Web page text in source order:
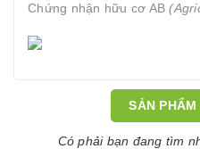
Chứng nhận hữu cơ AB
SẢN
Có phải bạn đang tìm